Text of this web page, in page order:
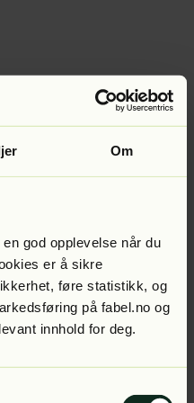
Om
god opplevelse når du
er å sikre
føre statistikk, og
på fabel.no og
innhold for deg.